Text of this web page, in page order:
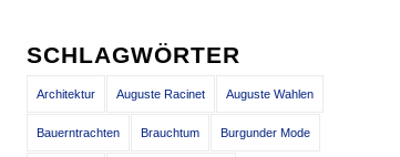
SCHLAGWÖRTER
Architektur Auguste Racinet Auguste Wahlen
Bauerntrachten Brauchtum Burgunder Mode